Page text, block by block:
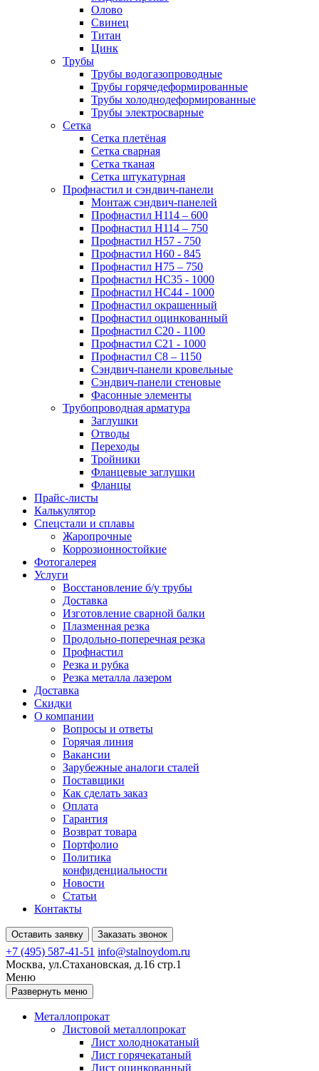
Олово
Свинец
Титан
Цинк
Трубы
Трубы водогазопроводные
Трубы горячедеформированные
Трубы холоднодеформированные
Трубы электросварные
Сетка
Сетка плетёная
Сетка сварная
Сетка тканая
Сетка штукатурная
Профнастил и сэндвич-панели
Монтаж сэндвич-панелей
Профнастил Н114 – 600
Профнастил Н114 – 750
Профнастил Н57 - 750
Профнастил Н60 - 845
Профнастил Н75 – 750
Профнастил НС35 - 1000
Профнастил НС44 - 1000
Профнастил окрашенный
Профнастил оцинкованный
Профнастил С20 - 1100
Профнастил С21 - 1000
Профнастил С8 – 1150
Сэндвич-панели кровельные
Сэндвич-панели стеновые
Фасонные элементы
Трубопроводная арматура
Заглушки
Отводы
Переходы
Тройники
Фланцевые заглушки
Фланцы
Прайс-листы
Калькулятор
Спецстали и сплавы
Жаропрочные
Коррозионностойкие
Фотогалерея
Услуги
Восстановление б/у трубы
Доставка
Изготовление сварной балки
Плазменная резка
Продольно-поперечная резка
Профнастил
Резка и рубка
Резка металла лазером
Доставка
Скидки
О компании
Вопросы и ответы
Горячая линия
Вакансии
Зарубежные аналоги сталей
Поставщики
Как сделать заказ
Оплата
Гарантия
Возврат товара
Портфолио
Политика
конфиденциальности
Новости
Статьи
Контакты
Оставить заявку Заказать звонок
+7 (495) 587-41-51 info@stalnoydom.ru
Москва, ул.Стахановская, д.16 стр.1
Меню
Развернуть меню
Металлопрокат
Листовой металлопрокат
Лист холоднокатаный
Лист горячекатаный
Лист оцинкованный